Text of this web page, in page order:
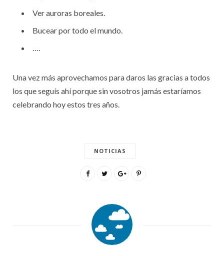
Ver auroras boreales.
Bucear por todo el mundo.
….
Una vez más aprovechamos para daros las gracias a todos
los que seguís ahí porque sin vosotros jamás estaríamos
celebrando hoy estos tres años.
NOTICIAS